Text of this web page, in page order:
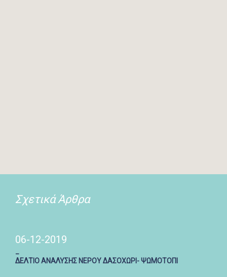
Σχετικά Άρθρα
06-12-2019
ΔΕΛΤΙΟ ΑΝΑΛΥΣΗΣ ΝΕΡΟΥ ΔΑΣΟΧΩΡΙ- ΨΩΜΟΤΟΠΙ